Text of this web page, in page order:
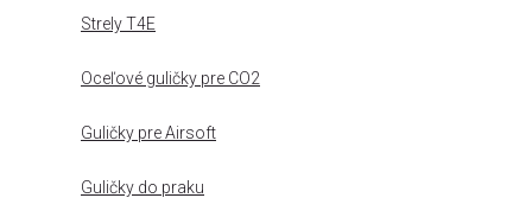
Strely T4E
Oceľové guličky pre CO2
Guličky pre Airsoft
Guličky do praku